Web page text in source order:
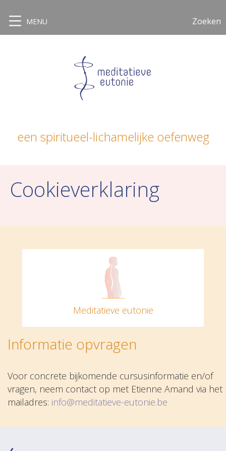
MENU Zoeken
een spiritueel-lichamelijke oefenweg
Cookieverklaring
Meditatieve eutonie
Informatie opvragen
Voor concrete bijkomende cursusinformatie en/of
vragen, neem contact op met Etienne Amand via het
mailadres: info@meditatieve-eutonie.be